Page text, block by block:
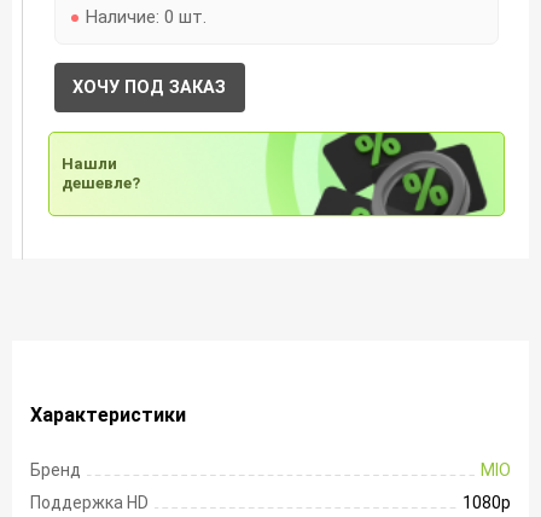
Наличие: 0 шт.
ХОЧУ ПОД ЗАКАЗ
Нашли
дешевле?
Характеристики
Бренд
MIO
Поддержка HD
1080p